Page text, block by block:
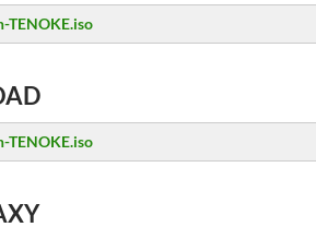
TENOKE.iso
TENOKE.iso